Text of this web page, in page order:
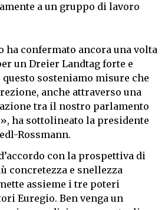
a un gruppo di lavoro
ha confermato ancora una volta
un Dreier Landtag forte e
questo sosteniamo misure che
anche attraverso una
tra il nostro parlamento
ha sottolineato la presidente
Rossmann.
con la prospettiva di
concretezza e snellezza
assieme i tre poteri
Euregio. Ben venga un